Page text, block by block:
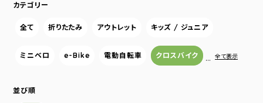
カテゴリー
全て 折りたたみ アウトレット キッズ / ジュニア
ミニベロ e-Bike 電動自転車 クロスバイク … 全て表示
並び順